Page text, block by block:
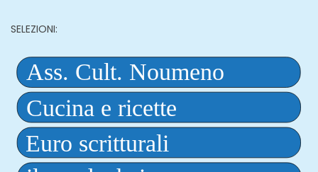
SELEZIONI: